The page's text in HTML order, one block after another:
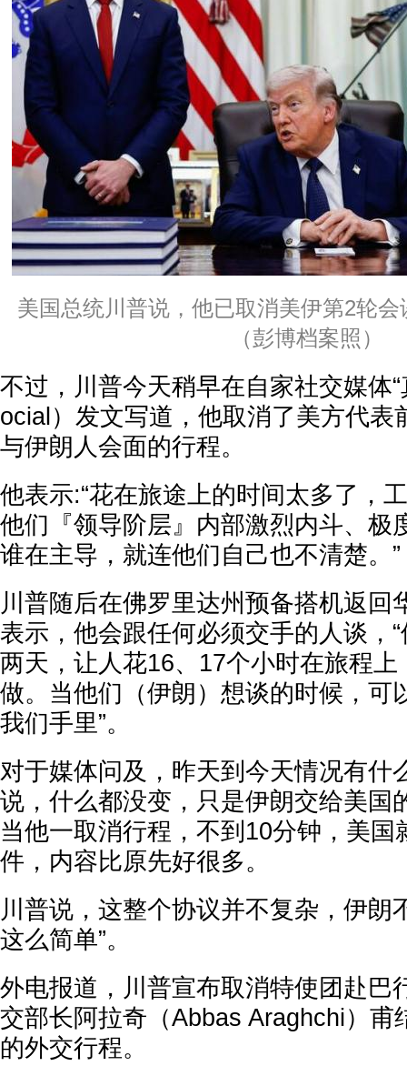
美国总统川普说，他已取消美伊第2轮
（彭博档案照）
不过，川普今天稍早在自家社交媒体
ocial）发文写道，他取消了美方代表
与伊朗人会面的行程。
他表示:“花在旅途上的时间太多了，
他们『领导阶层』内部激烈内斗、极
谁在主导，就连他们自己也不清楚。”
川普随后在佛罗里达州预备搭机返回
表示，他会跟任何必须交手的人谈，
两天，让人花16、17个小时在旅程
做。当他们（伊朗）想谈的时候，可
我们手里”。
对于媒体问及，昨天到今天情况有什
说，什么都没变，只是伊朗交给美国
当他一取消行程，不到10分钟，美国
件，内容比原先好很多。
川普说，这整个协议并不复杂，伊朗
这么简单”。
外电报道，川普宣布取消特使团赴巴
交部长阿拉奇（Abbas Araghchi）甫
的外交行程。